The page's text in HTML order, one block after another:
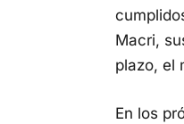
Macri,
plazo, el
En los